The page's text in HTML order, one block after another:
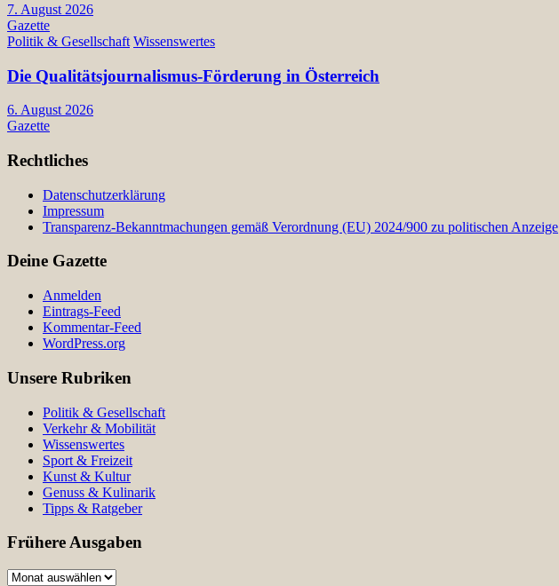
7. August 2026
Gazette
Politik & Gesellschaft Wissenswertes
Die Qualitätsjournalismus-Förderung in Österreich
6. August 2026
Gazette
Rechtliches
Datenschutzerklärung
Impressum
Transparenz-Bekanntmachungen gemäß Verordnung (EU) 2024/900 zu politischen Anzeige
Deine Gazette
Anmelden
Eintrags-Feed
Kommentar-Feed
WordPress.org
Unsere Rubriken
Politik & Gesellschaft
Verkehr & Mobilität
Wissenswertes
Sport & Freizeit
Kunst & Kultur
Genuss & Kulinarik
Tipps & Ratgeber
Frühere Ausgaben
Frühere